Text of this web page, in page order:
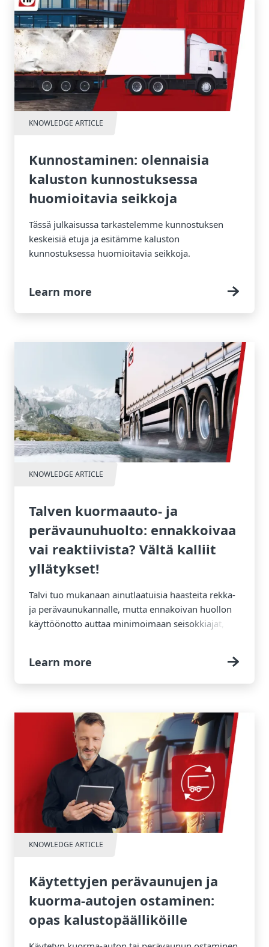
KNOWLEDGE ARTICLE
Kunnostaminen: olennaisia
kaluston kunnostuksessa
huomioitavia seikkoja
Tässä julkaisussa tarkastelemme kunnostuksen
keskeisiä etuja ja esitämme kaluston
kunnostuksessa huomioitavia seikkoja.
Learn more
KNOWLEDGE ARTICLE
Talven kuormaauto- ja
perävaunuhuolto: ennakkoivaa
vai reaktiivista? Vältä kalliit
yllätykset!
Talvi tuo mukanaan ainutlaatuisia haasteita rekka-
ja perävaunukannalle, mutta ennakoivan huollon
käyttöönotto auttaa minimoimaan seisokkiajat,
Learn more
KNOWLEDGE ARTICLE
Käytettyjen perävaunujen ja
kuorma-autojen ostaminen:
opas kalustopäälliköille